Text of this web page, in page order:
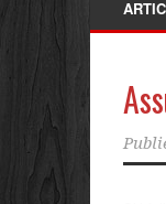
8 conseils pour